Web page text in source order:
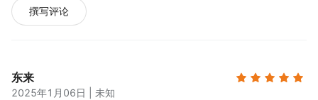
撰写评论
东来
2025年1月06日
未知